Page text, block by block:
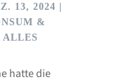
13, 2024 |
&
ALLES
hatte die